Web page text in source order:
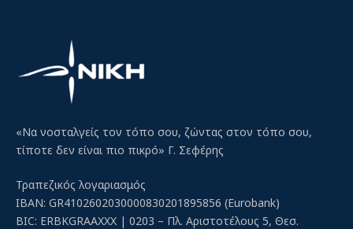
«Να νοσταλγείς τον τόπο σου, ζώντας στον τόπο σου,
τίποτε δεν είναι πιο πικρό» Γ. Σεφέρης
Τραπεζικός λογαριασμός
IBAN: GR4102602030000830201895856 (Eurobank)
BIC: ERBKGRAAXXX | 0203 – Πλ. Αριστοτέλους 5, Θεσ.